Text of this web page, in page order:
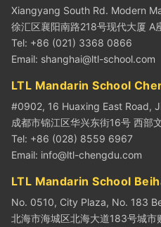
Xiangyang South Rd. Modern
徐汇区襄阳南路218号现代大厦 A
Tel: +86 (021) 3368 0866
Email: shanghai@ltl-school.com
LTL Mandarin School
#0902, 16 Huaxing East Road,
成都市锦江区华兴东街16号 西部
Tel: +86 (028) 8559 6967
Email: info@ltl-chengdu.com
LTL Mandarin School
No. 0510, City Plaza, No. 183
北海市海城区北海大道183号城